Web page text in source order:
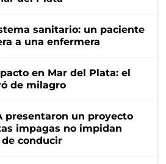
sanitario: un paciente
a una enfermera
en Mar del Plata: el
de milagro
presentaron un proyecto
impagas no impidan
conducir